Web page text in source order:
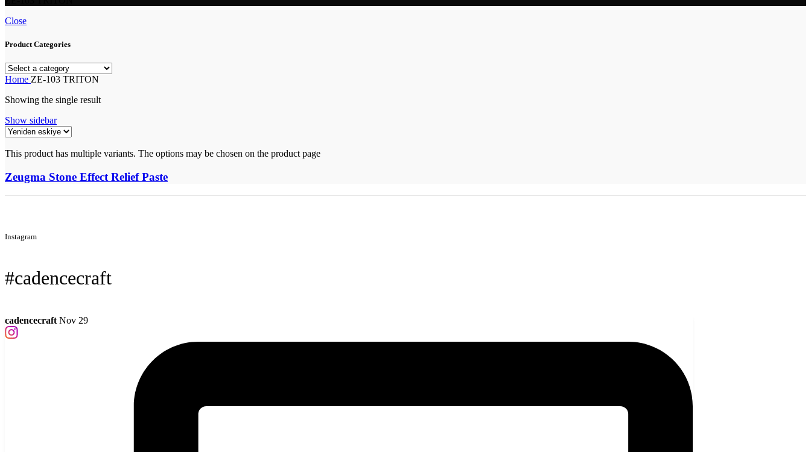
Close
Product Categories
Home ZE-103 TRITON
Showing the single result
Show sidebar
This product has multiple variants. The options may be chosen on the product page
Zeugma Stone Effect Relief Paste
Instagram
#cadencecraft
cadencecraft Nov 29